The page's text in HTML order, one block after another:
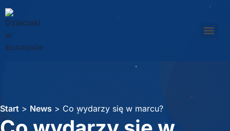
Start > News > Co wydarzy się w marcu?